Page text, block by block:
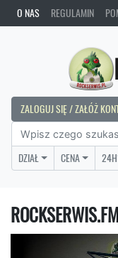
O NAS REGULAMIN
ZALOGUJ SIĘ / ZAŁÓŻ
DZIAŁ CENA
ROCKSERWIS.FM